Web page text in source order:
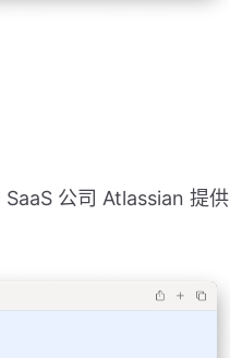
公司 Atlassian 提供